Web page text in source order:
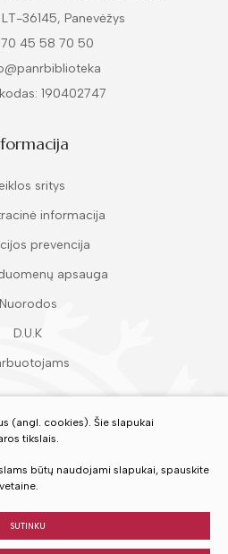
36145, Panevėžys
45 58 70 50
190402747
sritys
informacija
prevencija
apsauga
Nuorodos
D.U.K
mūsų paslaugas
(angl. cookies). Šie slapukai
tikslais.
būtų naudojami slapukai, spauskite
SUTINKU